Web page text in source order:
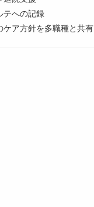
テへの記録
ケア方針を多職種と共有